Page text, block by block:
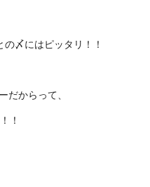
〆にはピッタリ！！
だからって、
！